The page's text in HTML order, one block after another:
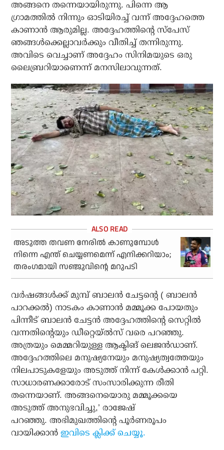
അങ്ങനെ തന്നെയായിരുന്നു. പിന്നെ ആ
ഗ്രാമത്തില്‍ നിന്നും ഓടിയിരച്ച് വന്ന് അദ്ദേഹത്തെ
കാണാന്‍ ആരുമില്ല. അദ്ദേഹത്തിന്റെ സ്പേസ്
ഞങ്ങള്‍ക്കെല്ലാവര്‍ക്കും വീതിച്ച് തന്നിരുന്നു.
അവിടെ വെച്ചാണ് അദ്ദേഹം സിനിമയുടെ ഒരു
ലൈബ്രറിയാണെന്ന് മനസിലാവുന്നത്.
അടുത്ത തവണ നേരില്‍ കാണുമ്പോള്‍
നിന്നെ എന്ത് ചെയ്യണമെന്ന് എനിക്കറിയാം;
തരംഗമായി സഞ്ജുവിന്റെ മറുപടി
വര്‍ഷങ്ങള്‍ക്ക് മുമ്പ് ബാലന്‍ ചേട്ടന്റെ ( ബാലന്‍
പാറക്കല്‍) നാടകം കാണാന്‍ മമ്മൂക്ക പോയതും
പിന്നീട് ബാലന്‍ ചേട്ടന്‍ അദ്ദേഹത്തിന്റെ സെറ്റില്‍
വന്നതിന്റെയും ഡീറ്റെയ്ല്‍സ് വരെ പറഞ്ഞു.
അത്രയും മെമ്മറിയുള്ള ആക്ടിങ് ലെജന്‍ഡാണ്.
അദ്ദേഹത്തിലെ മനുഷ്യനേയും മനുഷ്യത്വത്തേയും
നിലപാടുകളേയും അടുത്ത് നിന്ന് കേള്‍ക്കാന്‍ പറ്റി.
സാധാരണക്കാരോട് സംസാരിക്കുന്ന രീതി
തന്നെയാണ്. അങ്ങനെയൊരു മമ്മൂക്കയെ
അടുത്ത് അനുഭവിച്ചു,’ രാജേഷ്
പറഞ്ഞു. അഭിമുഖത്തിന്റെ പൂര്‍ണരൂപം
വായിക്കാന്‍ഇവിടെ ക്ലിക്ക് ചെയ്യൂ.